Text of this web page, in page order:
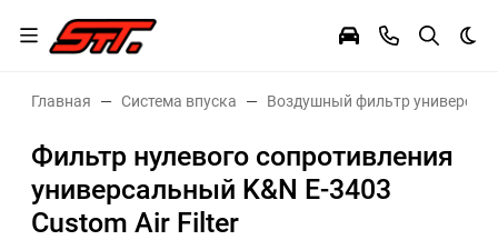
Главная Система впуска Воздушный фильтр
Фильтр нулевого сопротивления
универсальный K&N E-3403
Custom Air Filter